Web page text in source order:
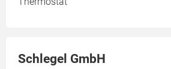
Schlegel GmbH